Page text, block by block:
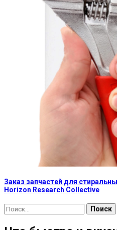
Заказ запчастей для
Horizon Research Collective
Найти: